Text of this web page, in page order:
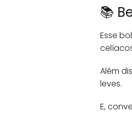
📚
Esse
Além
leves.
E,